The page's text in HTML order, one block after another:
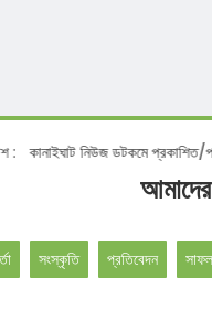
নিউজ ডটকমে প্রকাশিত/
সংস্কৃতি প্রতিবেদন